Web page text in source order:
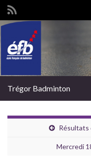
Trégor Badminton
Résultats
Mercredi